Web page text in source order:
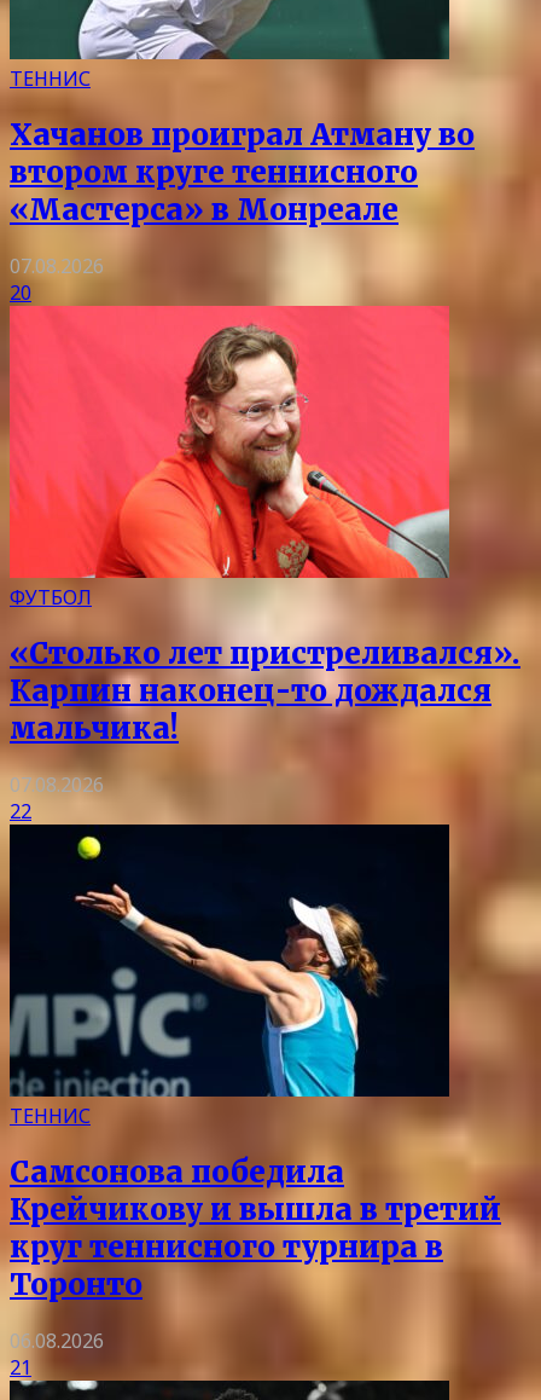
ТЕННИС
Хачанов проиграл Атману во
втором круге теннисного
«Мастерса» в Монреале
07.08.2026
20
ФУТБОЛ
«Столько лет пристреливался».
Карпин наконец-то дождался
мальчика!
07.08.2026
22
ТЕННИС
Самсонова победила
Крейчикову и вышла в третий
круг теннисного турнира в
Торонто
06.08.2026
21